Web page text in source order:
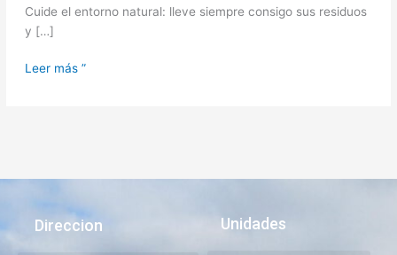
Cuide el entorno natural: lleve siempre consigo sus residuos
y […]
Leer más ”
Direccion Unidades